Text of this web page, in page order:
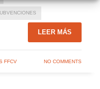
LEER MÁS
FFCV NO COMMENTS